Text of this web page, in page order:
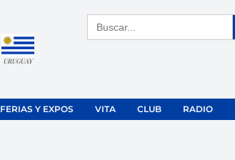
URUGUAY
Buscar:
FERIAS Y EXPOS VITA CLUB RADIO